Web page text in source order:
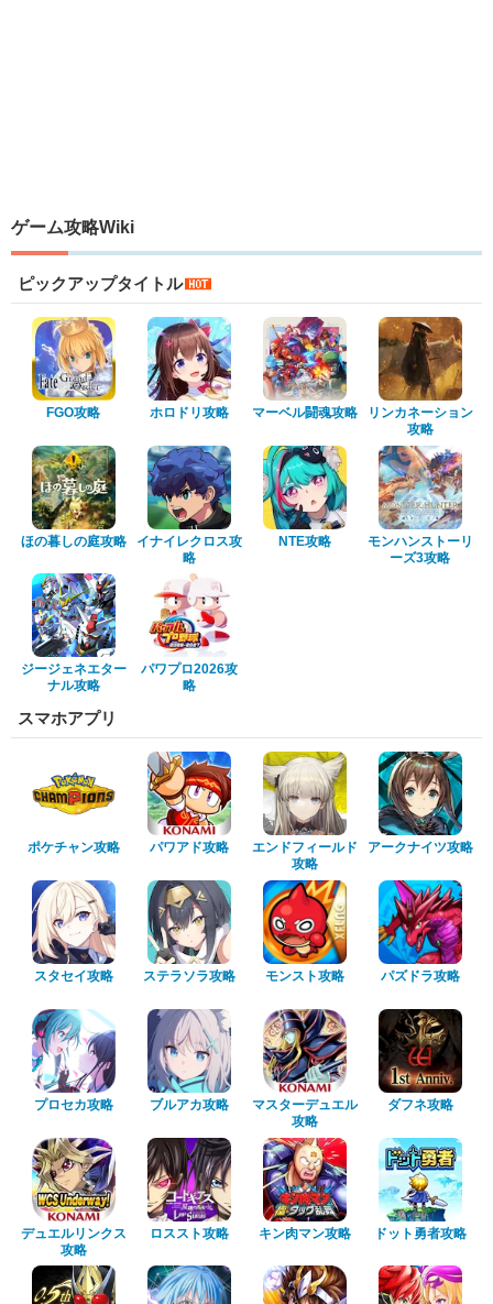
ゲーム攻略Wiki
ピックアップタイトル
FGO攻略 ホロドリ攻略 マーベル闘魂攻略
リンカネーション
攻略
ほの暮しの庭攻略
イナイレクロス攻
略
NTE攻略
モンハンストーリ
ーズ3攻略
ジージェネエター
ナル攻略
パワプロ2026攻
略
スマホアプリ
ポケチャン攻略 パワアド攻略
エンドフィールド
攻略
アークナイツ攻略
スタセイ攻略 ステラソラ攻略 モンスト攻略 パズドラ攻略
プロセカ攻略 ブルアカ攻略
マスターデュエル
攻略
ダフネ攻略
デュエルリンクス
攻略
ロススト攻略 キン肉マン攻略 ドット勇者攻略